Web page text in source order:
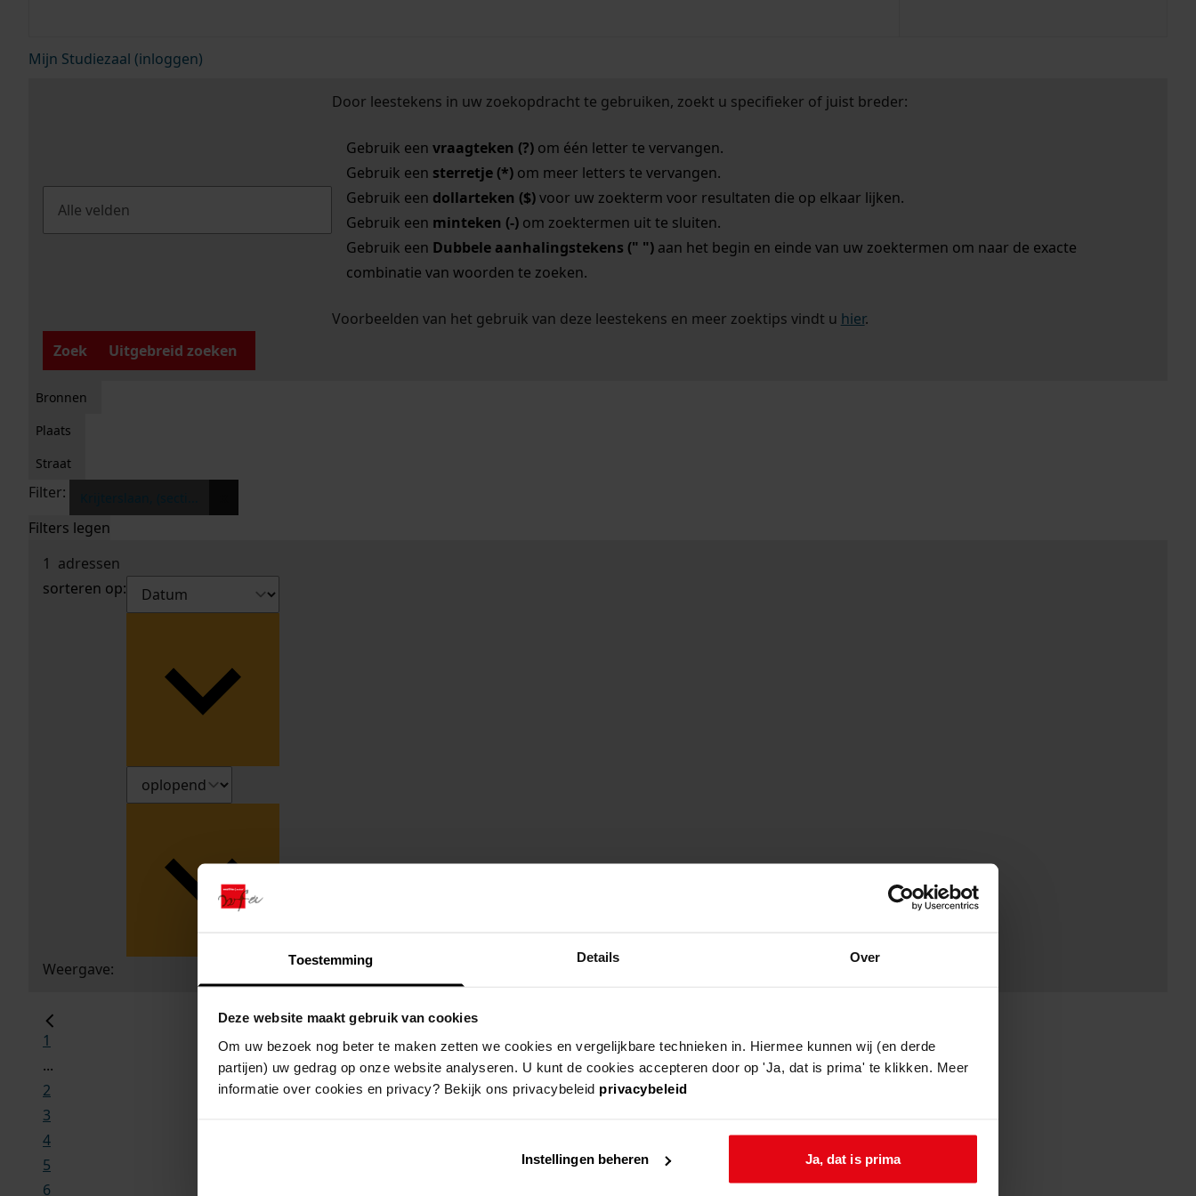
Toestemming Details Over
Deze website maakt gebruik van cookies
Om uw bezoek nog beter te maken zetten we cookies en vergelijkbare technieken in. Hiermee kunnen wij (en derde
partijen) uw gedrag op onze website analyseren. U kunt de cookies accepteren door op 'Ja, dat is prima' te klikken. Meer
informatie over cookies en privacy? Bekijk ons privacybeleid privacybeleid
Instellingen beheren Ja, dat is prima
Mijn Studiezaal (inloggen)
Door leestekens in uw zoekopdracht te gebruiken, zoekt u specifieker of juist breder:
Gebruik een vraagteken (?)om één letter te vervangen.
Gebruik een sterretje (*)om meer letters te vervangen.
Gebruik een dollarteken ($)voor uw zoekterm voor resultaten die op elkaar lijken.
Gebruik een minteken (-)om zoektermen uit te sluiten.
Gebruik een Dubbele aanhalingstekens (" ")aan het begin en einde van uw zoektermen om naar de exacte
combinatie van woorden te zoeken.
Voorbeelden van het gebruik van deze leestekens en meer zoektips vindt u hier.
Zoek
Uitgebreid zoeken
Bronnen
Plaats
Straat
Filter:
Filters legen
1 adressen
sorteren op:
Weergave:
1
...
2
3
4
5
6